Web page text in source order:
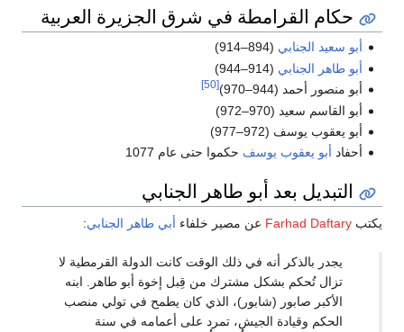
حكام القرامطة في شرق الجزيرة العربية
أبو سعيد الجنابي (894–914)
أبو طاهر الجنابي (914–944)
أبو منصور أحمد (944–970)
[50]
أبو القاسم سعيد (970–972)
أبو يعقوب يوسف (972–977)
أحفادأبو يعقوب يوسفحكموا حتى عام 1077
التبديل بعد أبو طاهر الجنابي
يكتب Farhad Daftaryعن مصير خلفاء أبي طاهر الجنابي :
يجدر بالذكر أنه في ذلك الوقت كانت الدولة القرمطية لا
تزال تُحكم بشكل مشترك من قِبل إخوة أبو طاهر. ابنه
الأكبر صابور (شابور)، الذي كان يطمح في تولي منصب
الحكم وقيادة الجيش، تمرد على أعمامه في سنة